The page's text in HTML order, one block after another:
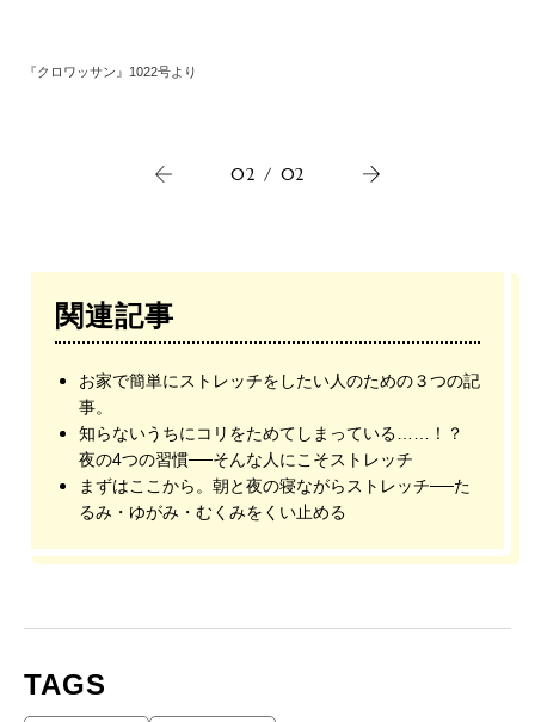
『クロワッサン』1022号より
02 / 02
関連記事
お家で簡単にストレッチをしたい人のための３つの記
事。
知らないうちにコリをためてしまっている……！？
夜の4つの習慣──そんな人にこそストレッチ
まずはここから。朝と夜の寝ながらストレッチ──た
るみ・ゆがみ・むくみをくい止める
TAGS